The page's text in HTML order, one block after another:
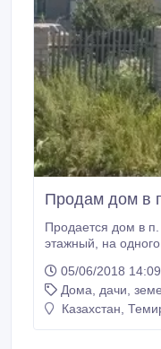
Продам дом в
Продается дом в п.
этажный, на одного хозяина, 4-х комнатный.
телевидение. Водоснабжение,
канализация -
топливе. Общая
05/06/2018 14:09
Дома, дачи,
Казахстан,